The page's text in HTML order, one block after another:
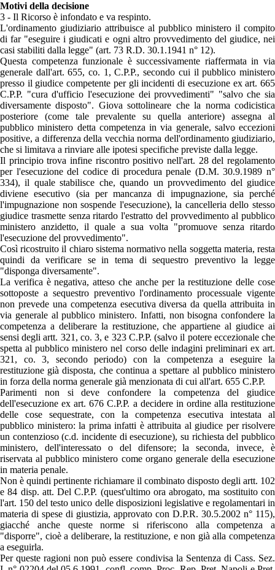
Motivi della decisione
3 - Il Ricorso è infondato e va respinto.
L'ordinamento giudiziario attribuisce al pubblico ministero il compito
di far "eseguire i giudicati e ogni altro provvedimento del giudice, nei
casi stabiliti dalla legge" (art. 73 R.D. 30.1.1941 n° 12).
Questa competenza funzionale è successivamente riaffermata in via
generale dall'art. 655, co. 1, C.P.P., secondo cui il pubblico ministero
presso il giudice competente per gli incidenti di esecuzione ex art. 665
C.P.P. "cura d'ufficio l'esecuzione dei provvedimenti" "salvo che sia
diversamente disposto". Giova sottolineare che la norma codicistica
posteriore (come tale prevalente su quella anteriore) assegna al
pubblico ministero detta competenza in via generale, salvo eccezioni
positive, a differenza della vecchia norma dell'ordinamento giudiziario,
che si limitava a rinviare alle ipotesi specifiche previste dalla legge.
Il principio trova infine riscontro positivo nell'art. 28 del regolamento
per l'esecuzione del codice di procedura penale (D.M. 30.9.1989 n°
334), il quale stabilisce che, quando un provvedimento del giudice
diviene esecutivo (sia per mancanza di impugnazione, sia perché
l'impugnazione non sospende l'esecuzione), la cancelleria dello stesso
giudice trasmette senza ritardo l'estratto del provvedimento al pubblico
ministero anzidetto, il quale a sua volta "promuove senza ritardo
l'esecuzione del provvedimento".
Così ricostruito il chiaro sistema normativo nella soggetta materia, resta
quindi da verificare se in tema di sequestro preventivo la legge
"disponga diversamente".
La verifica è negativa, atteso che anche per la restituzione delle cose
sottoposte a sequestro preventivo l'ordinamento processuale vigente
non prevede una competenza esecutiva diversa da quella attribuita in
via generale al pubblico ministero. Infatti, non bisogna confondere la
competenza a deliberare la restituzione, che appartiene al giudice ai
sensi degli artt. 321, co. 3, e 323 C.P.P. (salvo il potere eccezionale che
spetta al pubblico ministero nel corso delle indagini preliminari ex art.
321, co. 3, secondo periodo) con la competenza a eseguire la
restituzione già disposta, che continua a spettare al pubblico ministero
in forza della norma generale già menzionata di cui all'art. 655 C.P.P.
Parimenti non si deve confondere la competenza del giudice
dell'esecuzione ex art. 676 C.P.P. a decidere in ordine alla restituzione
delle cose sequestrate, con la competenza esecutiva intestata al
pubblico ministero: la prima infatti è attribuita al giudice per risolvere
un contenzioso (c.d. incidente di esecuzione), su richiesta del pubblico
ministero, dell'interessato o del difensore; la seconda, invece, è
riservata al pubblico ministero come organo generale della esecuzione
in materia penale.
Non è quindi pertinente richiamare il combinato disposto degli artt. 102
e 84 disp. att. Del C.P.P. (quest'ultimo ora abrogato, ma sostituito con
l'art. 150 del testo unico delle disposizioni legislative e regolamentari in
materia di spese di giustizia, approvato con D.P.R. 30.5.2002 n° 115),
giacché anche queste norme si riferiscono alla competenza a
"disporre", cioè a deliberare, la restituzione, e non già alla competenza
a eseguirla.
Per queste ragioni non può essere condivisa la Sentenza di Cass. Sez.